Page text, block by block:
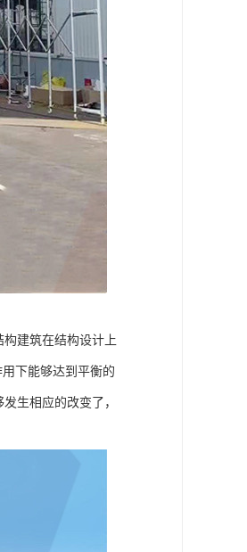
建筑在结构设计上
下能够达到平衡的
生相应的改变了，